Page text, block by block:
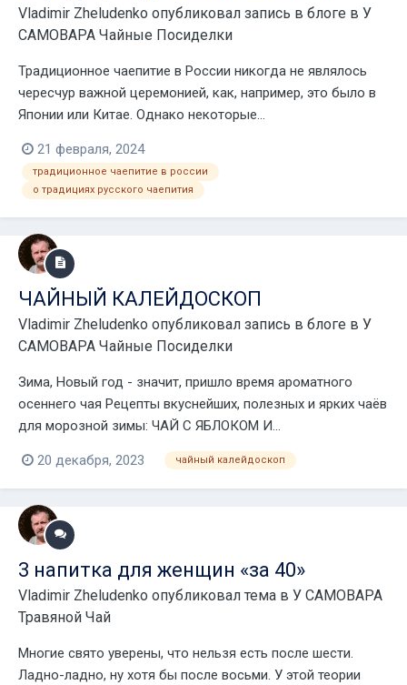
Vladimir Zheludenko опубликовал запись в блоге в У
САМОВАРА Чайные Посиделки
Традиционное чаепитие в России никогда не являлось
чересчур важной церемонией, как, например, это было в
Японии или Китае. Однако некоторые...
21 февраля, 2024
традиционное чаепитие в россии
о традициях русского чаепития
ЧАЙНЫЙ КАЛЕЙДОСКОП
Vladimir Zheludenko опубликовал запись в блоге в У
САМОВАРА Чайные Посиделки
Зима, Новый год - значит, пришло время ароматного
осеннего чая Рецепты вкуснейших, полезных и ярких чаёв
для морозной зимы: ЧАЙ С ЯБЛОКОМ И...
20 декабря, 2023 чайный калейдоскоп
3 напитка для женщин «за 40»
Vladimir Zheludenko опубликовал тема в У САМОВАРА
Травяной Чай
Многие свято уверены, что нельзя есть после шести.
Ладно-ладно, ну хотя бы после восьми. У этой теории